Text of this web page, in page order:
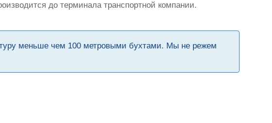
до терминала транспортной компании.
меньше чем 100 метровыми бухтами. Мы не режем